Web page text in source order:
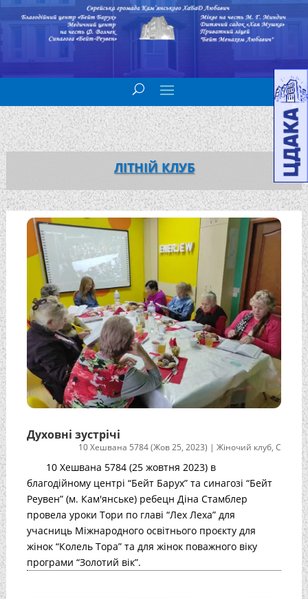
ЛІТНІЙ КЛУБ
Духовні зустрічі
10 Хешвана 5784 (Жов 25, 2023) |Жіночий клуб,С
10 Хешвана 5784 (25 жовтня 2023) в
благодійному центрі “Бейт Барух” та синагозі “Бейт
Реувен” (м. Кам'янське) ребецн Діна Стамблер
провела уроки Тори по главі “Лех Леха” для
учасниць Міжнародного освітнього проєкту для
жінок “Колель Тора” та для жінок поважного віку
програми “Золотий вік”.